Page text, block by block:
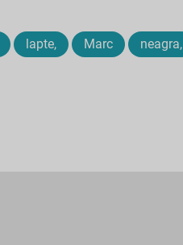
lapte, Marc neagra,